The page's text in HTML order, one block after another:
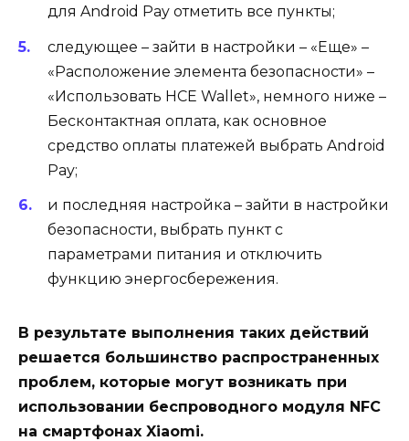
для Android Pay отметить все пункты;
следующее – зайти в настройки – «Еще» –
«Расположение элемента безопасности» –
«Использовать HCE Wallet», немного ниже –
Бесконтактная оплата, как основное
средство оплаты платежей выбрать Android
Pay;
и последняя настройка – зайти в настройки
безопасности, выбрать пункт с
параметрами питания и отключить
функцию энергосбережения.
В результате выполнения таких действий
решается большинство распространенных
проблем, которые могут возникать при
использовании беспроводного модуля NFC
на смартфонах Xiaomi.